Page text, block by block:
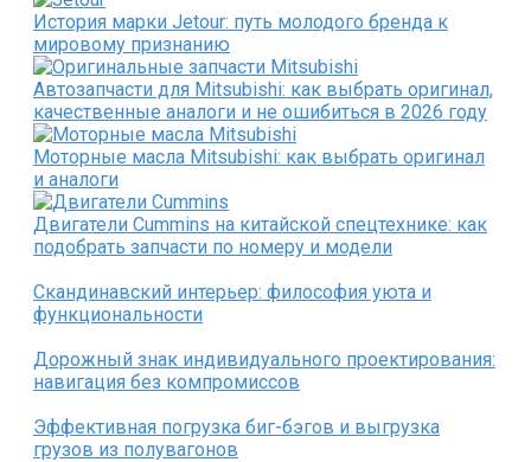
История марки Jetour: путь молодого бренда к
мировому признанию
Автозапчасти для Mitsubishi: как выбрать оригинал,
качественные аналоги и не ошибиться в 2026 году
Моторные масла Mitsubishi: как выбрать оригинал
и аналоги
Двигатели Cummins на китайской спецтехнике: как
подобрать запчасти по номеру и модели
Скандинавский интерьер: философия уюта и
функциональности
Дорожный знак индивидуального проектирования:
навигация без компромиссов
Эффективная погрузка биг-бэгов и выгрузка
грузов из полувагонов